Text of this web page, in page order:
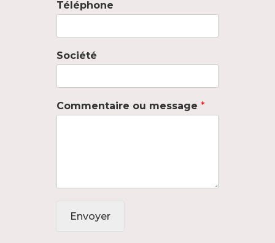
Téléphone
Société
Commentaire ou message *
Envoyer